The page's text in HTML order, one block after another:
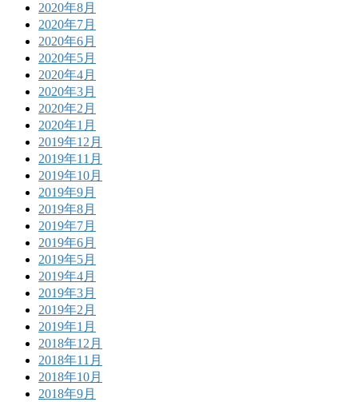
2020年8月
2020年7月
2020年6月
2020年5月
2020年4月
2020年3月
2020年2月
2020年1月
2019年12月
2019年11月
2019年10月
2019年9月
2019年8月
2019年7月
2019年6月
2019年5月
2019年4月
2019年3月
2019年2月
2019年1月
2018年12月
2018年11月
2018年10月
2018年9月